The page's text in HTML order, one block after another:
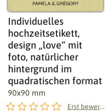
Individuelles
hochzeitsetikett,
design „love“ mit
foto, natürlicher
hintergrund im
quadratischen format
90x90 mm
Erst bewerten!